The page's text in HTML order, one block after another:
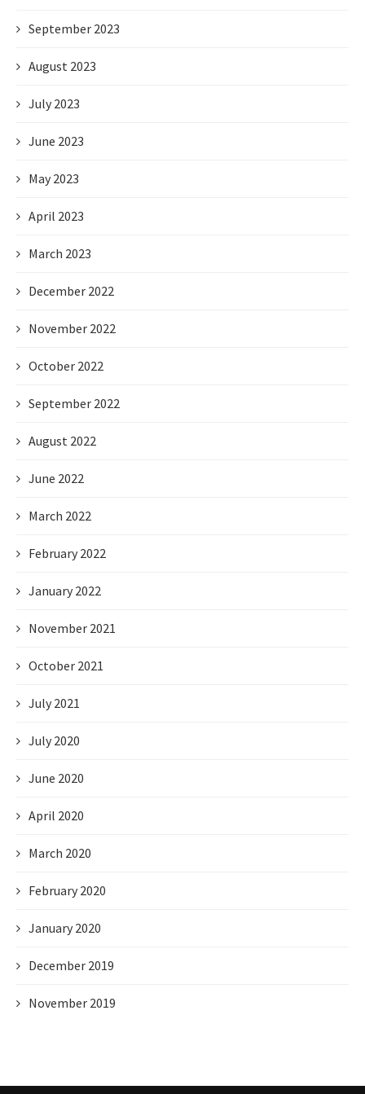
September 2023
August 2023
July 2023
June 2023
May 2023
April 2023
March 2023
December 2022
November 2022
October 2022
September 2022
August 2022
June 2022
March 2022
February 2022
January 2022
November 2021
October 2021
July 2021
July 2020
June 2020
April 2020
March 2020
February 2020
January 2020
December 2019
November 2019